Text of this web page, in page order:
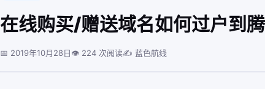
在线购买/赠送域名如何过户到腾
📅 2019年10月28日👁 224 次阅读✍️ 蓝色航线